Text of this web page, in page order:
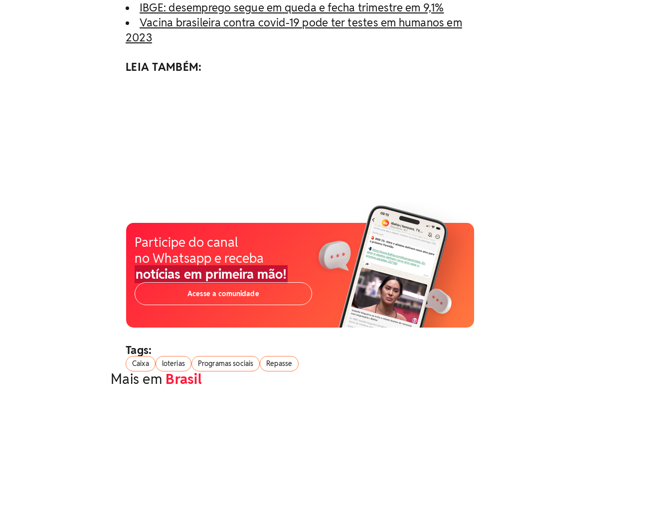
IBGE: desemprego segue em queda e fecha trimestre em 9,1%
Vacina brasileira contra covid-19 pode ter testes em humanos em
2023
LEIA TAMBÉM:
Participe do canal
no Whatsapp e receba
notícias em primeira mão!
Acesse a comunidade
Tags:
Caixa loterias Programas sociais Repasse
Mais em Brasil